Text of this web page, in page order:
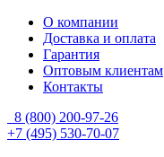
О компании
Доставка и оплата
Гарантия
Оптовым клиентам
Контакты
8 (800) 200-97-26
+7 (495) 530-70-07